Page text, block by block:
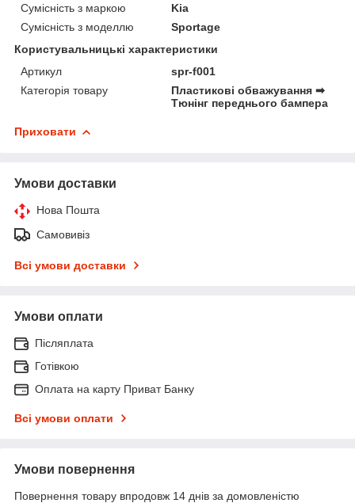
Сумісність з маркою
Kia
Сумісність з моделлю
Sportage
Користувальницькі характеристики
Артикул
spr-f001
Категорія товару
Пластикові обважування ➡
Тюнінг переднього бампера
Приховати
Умови доставки
Нова Пошта
Самовивіз
Всі умови доставки
Умови оплати
Післяплата
Готівкою
Оплата на карту Приват Банку
Всі умови оплати
Умови повернення
Повернення товару впродовж 14 днів за домовленістю